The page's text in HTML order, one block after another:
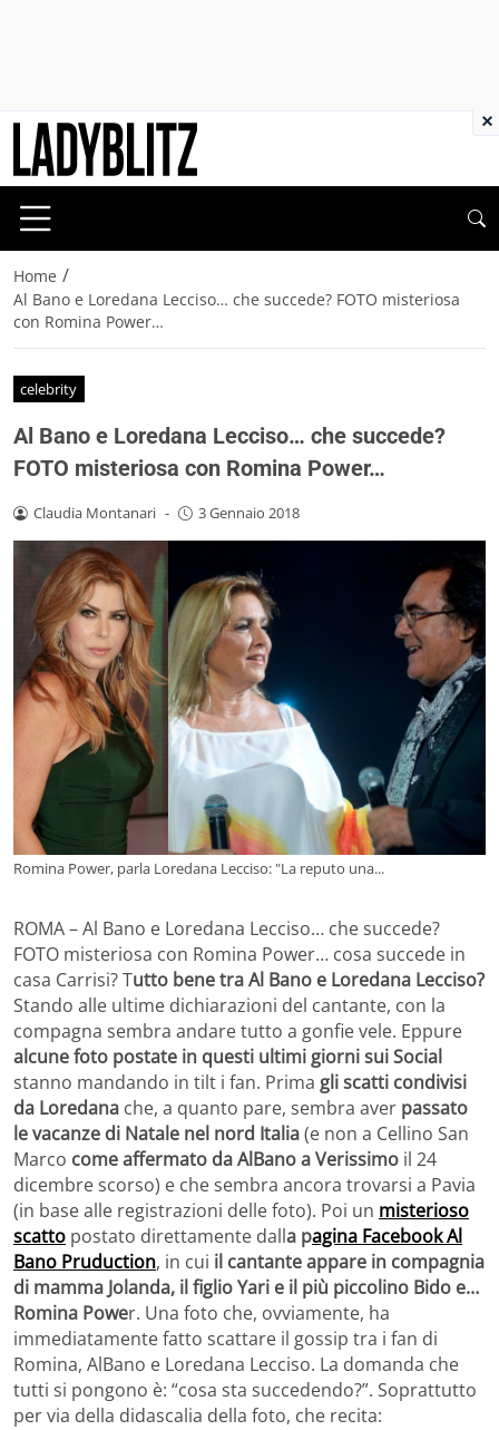
Home /
Al Bano e Loredana Lecciso… che succede? FOTO misteriosa
con Romina Power…
celebrity
Al Bano e Loredana Lecciso… che succede?
FOTO misteriosa con Romina Power…
Claudia Montanari - 3 Gennaio 2018
Romina Power, parla Loredana Lecciso: "La reputo una...
ROMA – Al Bano e Loredana Lecciso… che succede?
FOTO misteriosa con Romina Power… cosa succede in
casa Carrisi? Tutto bene tra Al Bano e Loredana Lecciso?
Stando alle ultime dichiarazioni del cantante, con la
compagna sembra andare tutto a gonfie vele. Eppure
alcune foto postate in questi ultimi giorni sui Social
stanno mandando in tilt i fan. Prima gli scatti condivisi
da Loredana che, a quanto pare, sembra aver passato
le vacanze di Natale nel nord Italia(e non a Cellino San
Marco come affermato da AlBano a Verissimo il 24
dicembre scorso) e che sembra ancora trovarsi a Pavia
(in base alle registrazioni delle foto). Poi un misterioso
scatto postato direttamente dalla pagina Facebook Al
Bano Pruduction, in cui il cantante appare in compagnia
di mamma Jolanda, il figlio Yari e il più piccolino Bido e…
Romina Power. Una foto che, ovviamente, ha
immediatamente fatto scattare il gossip tra i fan di
Romina, AlBano e Loredana Lecciso. La domanda che
tutti si pongono è: “cosa sta succedendo?”. Soprattutto
per via della didascalia della foto, che recita:
×